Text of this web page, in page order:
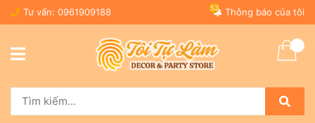
Tư vấn: 0961909188 Thông báo của tôi
53